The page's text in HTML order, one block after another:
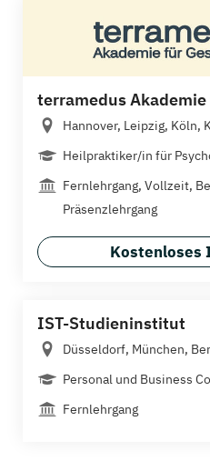
terramedus
Hannover, Leipzig, Köln,
Heilpraktiker/in für
Fernlehrgang, Vollzeit,
Präsenzlehrgang
Kostenloses
IST-Studieninstitut
Düsseldorf, München,
Personal und Business
Fernlehrgang